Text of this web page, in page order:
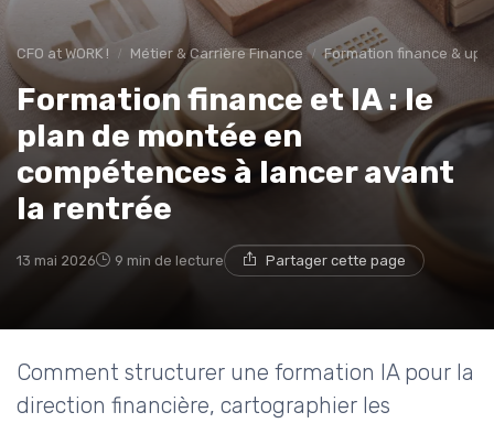
CFO at WORK ! Métier & Carrière Finance Formation finance &
Formation finance et IA : le
plan de montée en
compétences à lancer avant
la rentrée
13 mai 2026 9 min de lecture Partager cette page
Comment structurer une formation IA pour la
direction financière, cartographier les